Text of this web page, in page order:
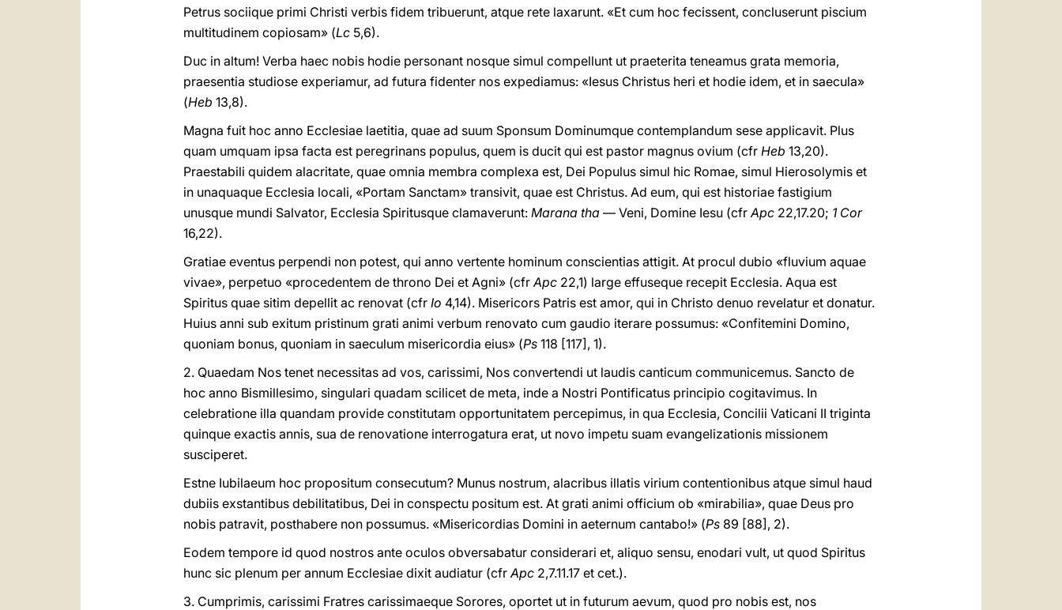
Petrus sociique primi Christi verbis fidem tribuerunt, atque rete laxarunt. «Et cum hoc fecissent, concluserunt piscium
multitudinem copiosam» (Lc 5,6).
Duc in altum! Verba haec nobis hodie personant nosque simul compellunt ut praeterita teneamus grata memoria,
praesentia studiose experiamur, ad futura fidenter nos expediamus: «Iesus Christus heri et hodie idem, et in saecula»
(Heb 13,8).
Magna fuit hoc anno Ecclesiae laetitia, quae ad suum Sponsum Dominumque contemplandum sese applicavit. Plus
quam umquam ipsa facta est peregrinans populus, quem is ducit qui est pastor magnus ovium (cfr Heb 13,20).
Praestabili quidem alacritate, quae omnia membra complexa est, Dei Populus simul hic Romae, simul Hierosolymis et
in unaquaque Ecclesia locali, «Portam Sanctam» transivit, quae est Christus. Ad eum, qui est historiae fastigium
unusque mundi Salvator, Ecclesia Spiritusque clamaverunt: Marana tha — Veni, Domine Iesu (cfrApc 22,17.20; 1 Cor
16,22).
Gratiae eventus perpendi non potest, qui anno vertente hominum conscientias attigit. At procul dubio «fluvium aquae
vivae», perpetuo «procedentem de throno Dei et Agni» (cfrApc 22,1) large effuseque recepit Ecclesia. Aqua est
Spiritus quae sitim depellit ac renovat (cfr Io 4,14). Misericors Patris est amor, qui in Christo denuo revelatur et donatur.
Huius anni sub exitum pristinum grati animi verbum renovato cum gaudio iterare possumus: «Confitemini Domino,
quoniam bonus, quoniam in saeculum misericordia eius» (Ps 118 [117], 1).
2. Quaedam Nos tenet necessitas ad vos, carissimi, Nos convertendi ut laudis canticum communicemus. Sancto de
hoc anno Bismillesimo, singulari quadam scilicet de meta, inde a Nostri Pontificatus principio cogitavimus. In
celebratione illa quandam provide constitutam opportunitatem percepimus, in qua Ecclesia, Concilii Vaticani II triginta
quinque exactis annis, sua de renovatione interrogatura erat, ut novo impetu suam evangelizationis missionem
susciperet.
Estne Iubilaeum hoc propositum consecutum? Munus nostrum, alacribus illatis virium contentionibus atque simul haud
dubiis exstantibus debilitatibus, Dei in conspectu positum est. At grati animi officium ob «mirabilia», quae Deus pro
nobis patravit, posthabere non possumus. «Misericordias Domini in aeternum cantabo!» (Ps 89 [88], 2).
Eodem tempore id quod nostros ante oculos obversabatur considerari et, aliquo sensu, enodari vult, ut quod Spiritus
hunc sic plenum per annum Ecclesiae dixit audiatur (cfrApc 2,7.11.17 et cet.).
3. Cumprimis, carissimi Fratres carissimaeque Sorores, oportet ut in futurum aevum, quod pro nobis est, nos